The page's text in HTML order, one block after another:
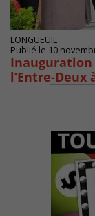
LONGUEUIL
Publié le 10
Inauguration
l’Entre-Deux